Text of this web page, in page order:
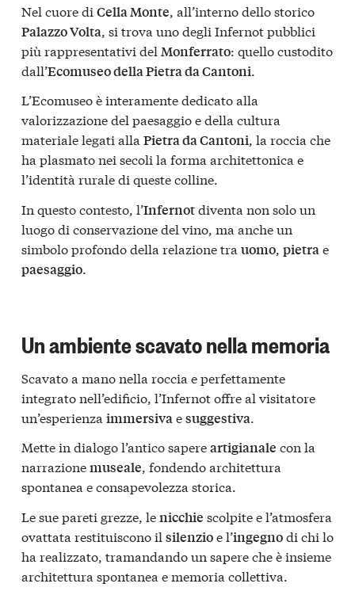
Nel cuore di Cella Monte, all’interno dello storico
Palazzo Volta, si trova uno degli Infernot pubblici
più rappresentativi del Monferrato: quello custodito
dall’Ecomuseo della Pietra da Cantoni.
L’Ecomuseo è interamente dedicato alla
valorizzazione del paesaggio e della cultura
materiale legati alla Pietra da Cantoni, la roccia che
ha plasmato nei secoli la forma architettonica e
l’identità rurale di queste colline.
In questo contesto, l’Infernotdiventa non solo un
luogo di conservazione del vino, ma anche un
simbolo profondo della relazione tra uomo, pietrae
paesaggio.
Un ambiente scavato nella memoria
Scavato a mano nella roccia e perfettamente
integrato nell’edificio, l’Infernot offre al visitatore
un’esperienza immersivaesuggestiva.
Mette in dialogo l’antico sapereartigianale con la
narrazionemuseale, fondendo architettura
spontanea e consapevolezza storica.
Le sue pareti grezze, lenicchie scolpite e l’atmosfera
ovattata restituiscono il silenzioe l’ingegnodi chi lo
ha realizzato, tramandando un sapere che è insieme
architettura spontanea e memoria collettiva.